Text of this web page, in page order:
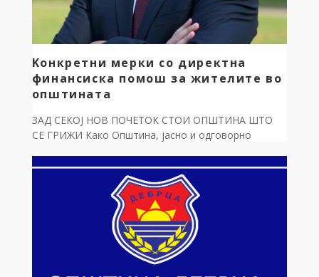
Kонкретни мерки со директна
финансиска помош за жителите во
општината
ЗАД СЕКОЈ НОВ ПОЧЕТОК СТОИ ОПШТИНА ШТО
СЕ ГРИЖИ Како Општина, јасно и одговорно
сограѓанин на кого му е потребна поддршка. Затоа
воведуваме конкретни мерки со директна
финансиска помош: 100.000 денари за трето и
секое наредно новородено дете; 6.000 денари за
прво и второ новороденче; 30.000 денари